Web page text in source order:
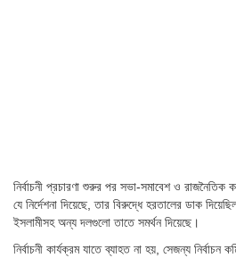
নির্বাচনী প্রচারণা শুরুর পর সভা-সমাবেশ ও রাজনৈতিক
যে নির্দেশনা দিয়েছে, তার বিরুদ্ধে হরতালের ডাক
ইসলামীসহ অন্য দলগুলো তাতে সমর্থন দিয়েছে।
নির্বাচনী কার্যক্রম যাতে ব্যাহত না হয়, সেজন্য